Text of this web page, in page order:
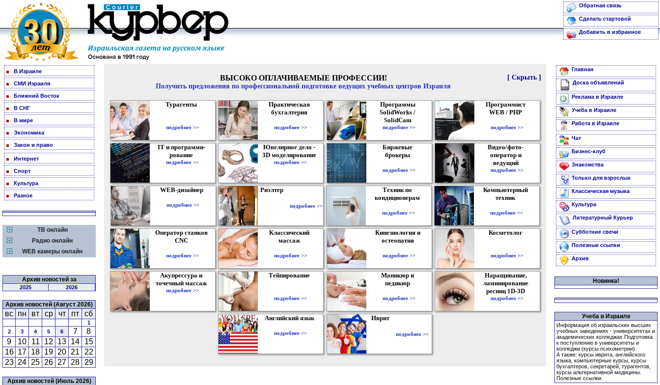
Обратная связь
Сделать стартовой
Добавить в избранное
В Израиле
СМИ Израиля
Ближний Восток
В СНГ
В мире
Экономика
Закон и право
Интернет
Спорт
Культура
Разное
ТВ онлайн
Радио онлайн
WEB камеры онлайн
Архив новостей за
2025 2026
Архив новостей (Август 2026)
вс пн вт ср чт пт сб
1
2
3 4 5 6 7
8
9
10 11 12 13 14
15
16 17 18 19 20 21
22
23 24 25 26 27 28 29
Архив новостей (Июль 2026)
[ Скрыть ]
ВЫСОКО ОПЛАЧИВАЕМЫЕ ПРОФЕССИИ!
Получить предложения по профессиональной подготовке ведущих учебных центров Израиля
Турагенты
подробнее >>
Практическая
бухгалтерия
подробнее >>
Программы
SolidWorks /
SolidCam
подробнее >>
Программист
WEB / PHP
подробнее >>
IT и программи-
рование
подробнее >>
Ювелирное дело -
3D моделирование
подробнее >>
Биржевые
брокеры
подробнее >>
Видео/фото-
оператор и
ведущий
подробнее >>
WEB-дизайнер
подробнее >>
Риэлтер
подробнее >>
Техник по
кондиционерам
подробнее >>
Компьютерный
техник
подробнее >>
Оператор станков
CNC
подробнее >>
Классический
массаж
подробнее >>
Кинезиология и
остеопатия
подробнее >>
Косметолог
подробнее >>
Акупрессура и
точечный массаж
подробнее >>
Тейпирование
подробнее >>
Маникюр и
педикюр
подробнее >>
Наращивание,
ламинирование
ресниц 1D-3D
подробнее >>
Английский язык
подробнее >>
Иврит
подробнее >>
Главная
Доска объявлений
Реклама в Израиле
Учеба в Израиле
Работа в Израиле
Чат
Бизнес-клуб
Знакомства
Только для взрослых
Классическая музыка
Культура
Литературный Курьер
Субботние свечи
Полезные ссылки
Архив
Новинка!
Учеба в Израиле
Информация об израильских высших
учебных заведениях - университетах и
академических колледжах.Подготовка
к поступлению в университеты и
колледжи (курсы психометрии).
А также: курсы иврита, английского
языка, компьютерные курсы, курсы
бухгалтеров, секретарей, турагентов,
курсы альтернативной медицины.
Полезные ссылки.